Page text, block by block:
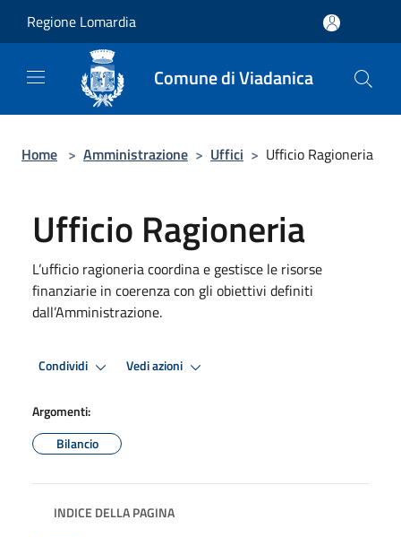
Regione Lomardia
Comune di Viadanica
Home > Amministrazione > Uffici > Ufficio Ragioneria
Ufficio Ragioneria
L’ufficio ragioneria coordina e gestisce le risorse
finanziarie in coerenza con gli obiettivi definiti
dall’Amministrazione.
Condividi Vedi azioni
Argomenti:
Bilancio
INDICE DELLA PAGINA